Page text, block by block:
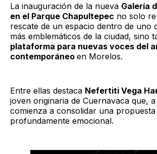
La inauguración de la nueva Galería
en el Parque Chapultepec no solo
rescate de un espacio dentro de uno
más emblemáticos de la ciudad, sino
plataforma para nuevas voces del
contemporáneo en Morelos.
Entre ellas destaca Nefertiti Vega
joven originaria de Cuernavaca que, a
comienza a consolidar una
profundamente emocional.